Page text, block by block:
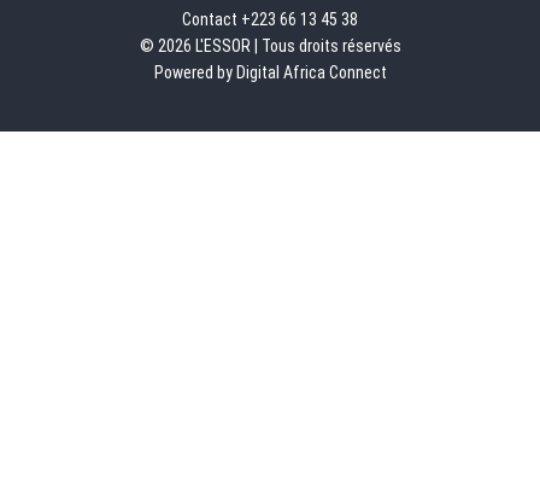
Contact +223 66 13 45 38
© 2026 L'ESSOR | Tous droits réservés
Powered by Digital Africa Connect